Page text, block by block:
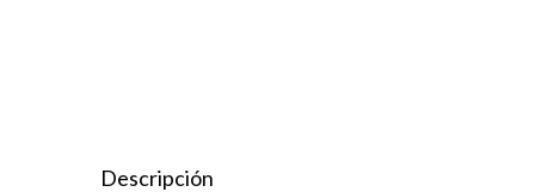
Descripción